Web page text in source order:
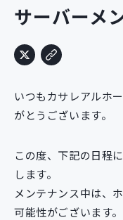
サービス
クラウド導入支援
研修サービス
カスタマイズコース
新規開発サービス
サーバーメ
いつもカサレアルホ
がとうございます。
この度、下記の日程
します。
メンテナンス中は、
可能性がございます。